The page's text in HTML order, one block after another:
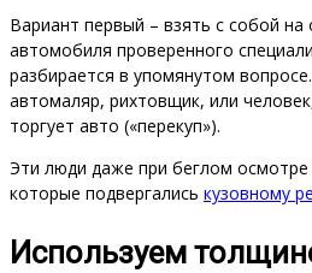
Вариант первый – взять с собой на
автомобиля проверенного
разбирается в упомянутом
автомаляр, рихтовщик, или
торгует авто («перекуп»).
Эти люди даже при беглом осмотре
которые подвергались кузовному
Используем